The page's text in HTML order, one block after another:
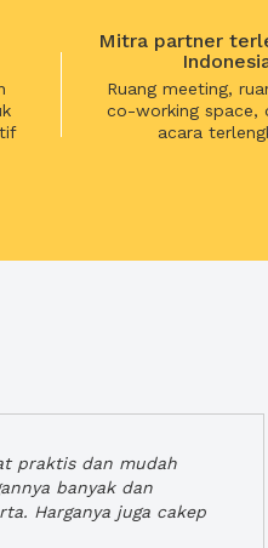
Mitra partner
Ruang meeting,
co-working space,
acara
praktis dan mudah
banyak dan
Harganya juga cakep